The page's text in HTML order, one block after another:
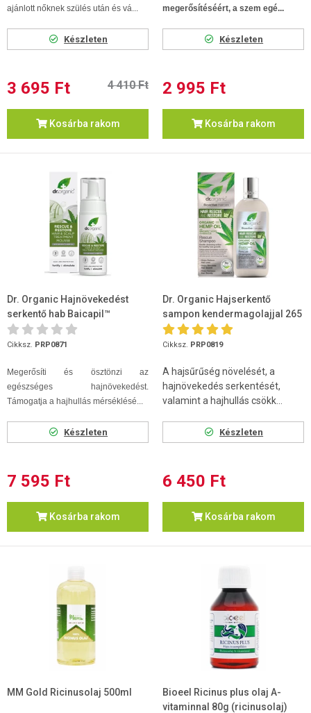
ajánlott nőknek szülés után és vá...
Készleten
3 695 Ft 4 410 Ft
Kosárba rakom
megerősítéséért, a szem egé...
Készleten
2 995 Ft
Kosárba rakom
Dr. Organic Hajnövekedést
serkentő hab Baicapil™
formulával és bio kender...
Cikksz. PRP0871
Megerősíti és ösztönzi az
egészséges hajnövekedést.
Támogatja a hajhullás mérséklésé...
Készleten
7 595 Ft
Kosárba rakom
Dr. Organic Hajserkentő
sampon kendermagolajjal 265
ml
Cikksz. PRP0819
A hajsűrűség növelését, a
hajnövekedés serkentését,
valamint a hajhullás csökk...
Készleten
6 450 Ft
Kosárba rakom
MM Gold Ricinusolaj 500ml
Bioeel Ricinus plus olaj A-
vitaminnal 80g (ricinusolaj)